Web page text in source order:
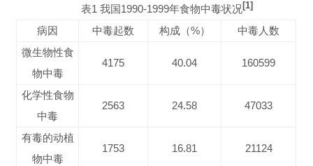
表1 我国1990-1999年食物中毒状况 [1]
病因 中毒起数 构成（%）
中毒人数
微生物性食
物中毒
4175 40.04 160599
化学性食物
中毒
2563 24.58 47033
有毒的动植
物中毒
1753 16.81 21124